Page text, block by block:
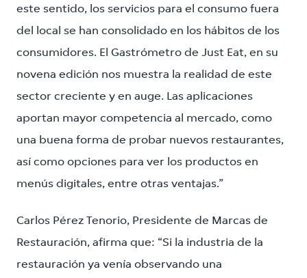
este sentido, los servicios para el consumo fuera
del local se han consolidado en los hábitos de los
consumidores. El Gastrómetro de Just Eat, en su
novena edición nos muestra la realidad de este
sector creciente y en auge. Las aplicaciones
aportan mayor competencia al mercado, como
una buena forma de probar nuevos restaurantes,
así como opciones para ver los productos en
menús digitales, entre otras ventajas.”
Carlos Pérez Tenorio, Presidente de Marcas de
Restauración, afirma que: “Si la industria de la
restauración ya venía observando una